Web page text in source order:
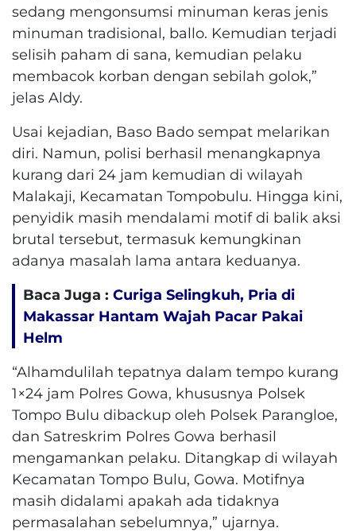
sedang mengonsumsi minuman keras jenis
minuman tradisional, ballo. Kemudian terjadi
selisih paham di sana, kemudian pelaku
membacok korban dengan sebilah golok,”
jelas Aldy.
Usai kejadian, Baso Bado sempat melarikan
diri. Namun, polisi berhasil menangkapnya
kurang dari 24 jam kemudian di wilayah
Malakaji, Kecamatan Tompobulu. Hingga kini,
penyidik masih mendalami motif di balik aksi
brutal tersebut, termasuk kemungkinan
adanya masalah lama antara keduanya.
Baca Juga : Curiga Selingkuh, Pria di
Makassar Hantam Wajah Pacar Pakai
Helm
“Alhamdulilah tepatnya dalam tempo kurang
1×24 jam Polres Gowa, khususnya Polsek
Tompo Bulu dibackup oleh Polsek Parangloe,
dan Satreskrim Polres Gowa berhasil
mengamankan pelaku. Ditangkap di wilayah
Kecamatan Tompo Bulu, Gowa. Motifnya
masih didalami apakah ada tidaknya
permasalahan sebelumnya,” ujarnya.